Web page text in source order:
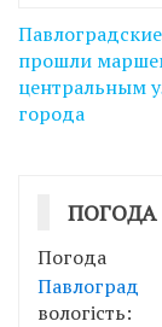
записів
прошли
центральным
города
ПОГОДА
Погода
Павлоград
вологість: